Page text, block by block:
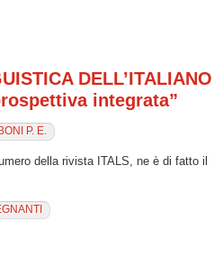
DELL’ITALIANO
integrata”
P. E.
della rivista ITALS, ne è di fatto il